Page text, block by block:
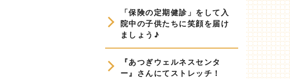
「保険の定期健診」をして入
院中の子供たちに笑顔を届け
ましょう♪
『あつぎウェルネスセンタ
ー』さんにてストレッチ！